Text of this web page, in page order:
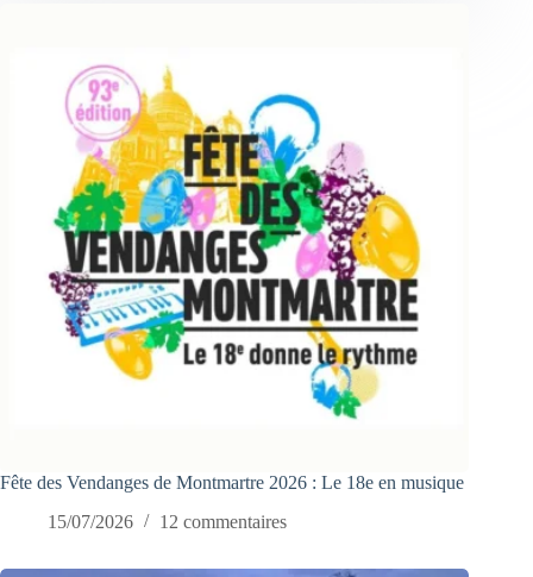
Fête des Vendanges de Montmartre 2026 : Le 18e en musique
15/07/2026
12 commentaires